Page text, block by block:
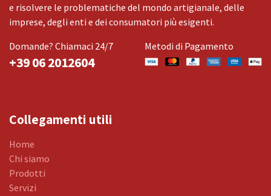
e risolvere le problematiche del mondo artigianale, delle
imprese, degli enti e dei consumatori più esigenti.
Domande? Chiamaci 24/7
+39 06 2012604
Metodi di Pagamento
Collegamenti utili
Home
Chi siamo
Prodotti
Servizi